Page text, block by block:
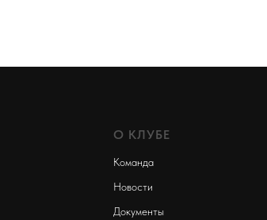
О КЛУБЕ
Команда
Новости
Документы